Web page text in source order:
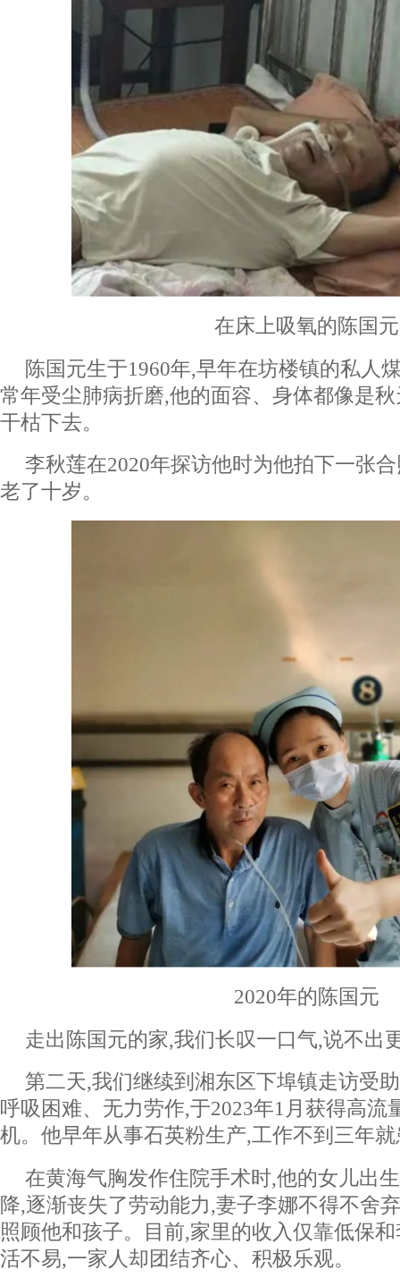
在床上吸氧的陈国元
陈国元生于1960年,早年在坊楼镇的私人
常年受尘肺病折磨,他的面容、身体都像是
干枯下去。
李秋莲在2020年探访他时为他拍下一张
老了十岁。
2020年的陈国元
走出陈国元的家,我们长叹一口气,说不出
第二天,我们继续到湘东区下埠镇走访受
呼吸困难、无力劳作,于2023年1月获得高流
机。他早年从事石英粉生产,工作不到三年
在黄海气胸发作住院手术时,他的女儿出
降,逐渐丧失了劳动能力,妻子李娜不得不舍
照顾他和孩子。目前,家里的收入仅靠低保
活不易,一家人却团结齐心、积极乐观。